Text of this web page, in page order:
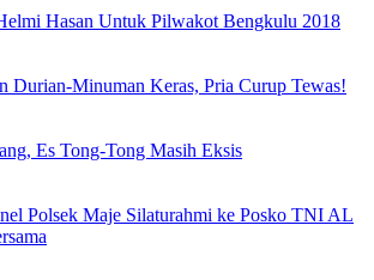
Hasan Untuk Pilwakot Bengkulu 2018
Durian-Minuman Keras, Pria Curup Tewas!
Es Tong-Tong Masih Eksis
Polsek Maje Silaturahmi ke Posko TNI AL